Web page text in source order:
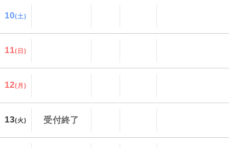
10(土)
11(日)
12(月)
13(火) 受付終了